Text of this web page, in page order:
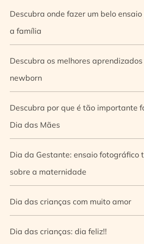
Descubra onde fazer um belo
a família
Descubra os melhores
newborn
Descubra por que é tão importante
Dia das Mães
Dia da Gestante: ensaio fotográfico
sobre a maternidade
Dia das crianças com muito amor
Dia das crianças: dia feliz!!